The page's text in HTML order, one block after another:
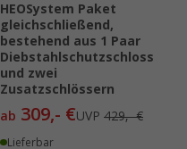
HEOSystem Paket
gleichschließend,
bestehend aus 1 Paar
Diebstahlschutzschloss
und zwei
Zusatzschlössern
ab 309,- €UVP 429,- €
Lieferbar